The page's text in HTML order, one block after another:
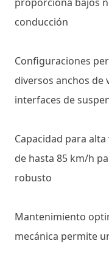
conducción
Configuraciones
diversos anchos de
interfaces de
Capacidad para
de hasta 85 km/h
robusto
Mantenimiento
mecánica permite